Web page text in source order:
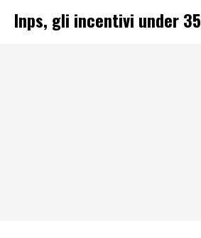
Inps, gli incentivi under 35